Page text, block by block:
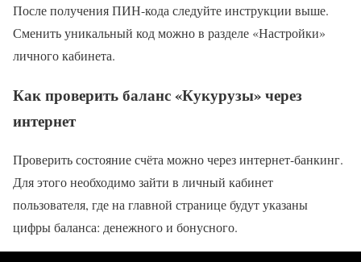
После получения ПИН-кода следуйте инструкции выше.
Сменить уникальный код можно в разделе «Настройки»
личного кабинета.
Как проверить баланс «Кукурузы» через
интернет
Проверить состояние счёта можно через интернет-банкинг.
Для этого необходимо зайти в личный кабинет
пользователя, где на главной странице будут указаны
цифры баланса: денежного и бонусного.